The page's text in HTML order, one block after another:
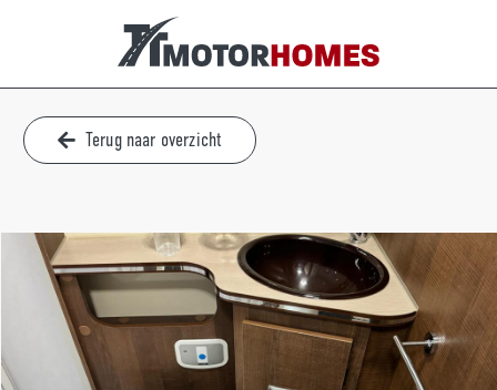
Terug naar overzicht